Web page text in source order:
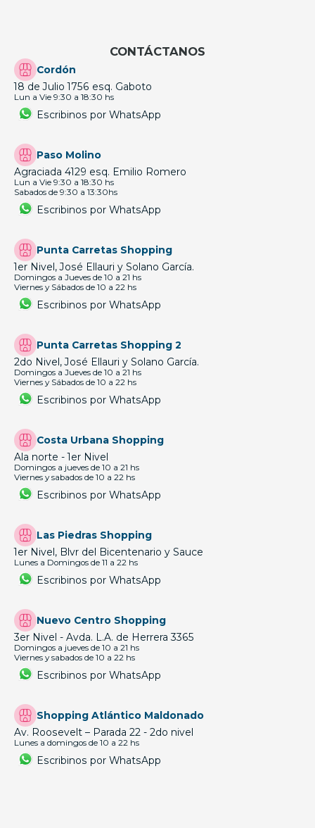
CONTÁCTANOS
Cordón
18 de Julio 1756 esq. Gaboto
Lun a Vie 9:30 a 18:30 hs
Escribinos por WhatsApp
Paso Molino
Agraciada 4129 esq. Emilio Romero
Lun a Vie 9:30 a 18:30 hs
Sabados de 9:30 a 13:30hs
Escribinos por WhatsApp
Punta Carretas Shopping
1er Nivel, José Ellauri y Solano García.
Domingos a Jueves de 10 a 21 hs
Viernes y Sábados de 10 a 22 hs
Escribinos por WhatsApp
Punta Carretas Shopping 2
2do Nivel, José Ellauri y Solano García.
Domingos a Jueves de 10 a 21 hs
Viernes y Sábados de 10 a 22 hs
Escribinos por WhatsApp
Costa Urbana Shopping
Ala norte - 1er Nivel
Domingos a jueves de 10 a 21 hs
Viernes y sabados de 10 a 22 hs
Escribinos por WhatsApp
Las Piedras Shopping
1er Nivel, Blvr del Bicentenario y Sauce
Lunes a Domingos de 11 a 22 hs
Escribinos por WhatsApp
Nuevo Centro Shopping
3er Nivel - Avda. L.A. de Herrera 3365
Domingos a jueves de 10 a 21 hs
Viernes y sabados de 10 a 22 hs
Escribinos por WhatsApp
Shopping Atlántico Maldonado
Av. Roosevelt – Parada 22 - 2do nivel
Lunes a domingos de 10 a 22 hs
Escribinos por WhatsApp